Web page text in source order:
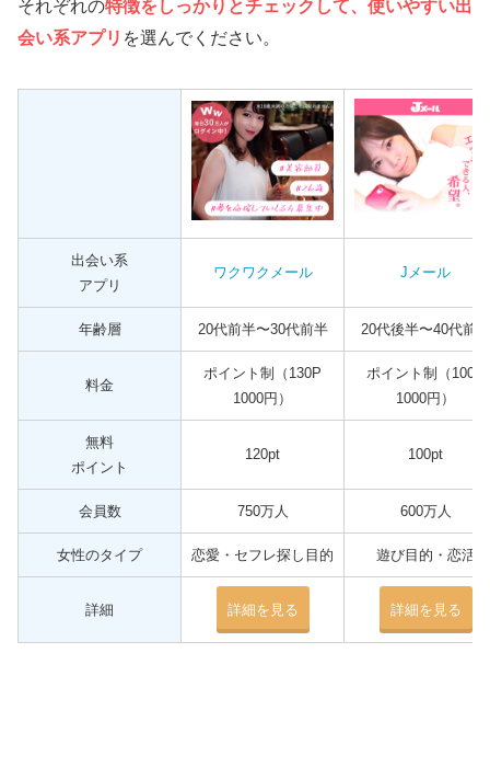
不倫相手を見つけるなら出会い系アプリ一択！
それぞれの特徴をしっかりとチェックして、使いやすい出
会い系アプリ を選んでください。
出会い系
アプリ
ワクワクメール Jメール
年齢層 20代前半〜30代前半 20代後半〜40代前半
料金
ポイント制（130P
1000円）
ポイント制（100P
1000円）
無料
ポイント
120pt 100pt
会員数 750万人 600万人
女性のタイプ 恋愛・セフレ探し目的 遊び目的・恋活
詳細 詳細を見る 詳細を見る